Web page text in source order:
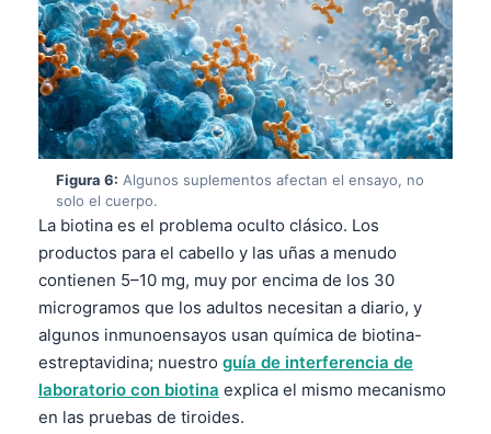
Figura 6: Algunos suplementos afectan el ensayo, no
solo el cuerpo.
La biotina es el problema oculto clásico. Los
productos para el cabello y las uñas a menudo
contienen 5–10 mg, muy por encima de los 30
microgramos que los adultos necesitan a diario, y
algunos inmunoensayos usan química de biotina-
estreptavidina; nuestro guía de interferencia de
laboratorio con biotina explica el mismo mecanismo
en las pruebas de tiroides.
Norsk bokmål